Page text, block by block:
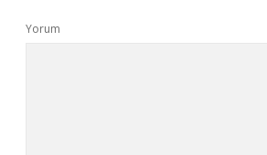
Yorum